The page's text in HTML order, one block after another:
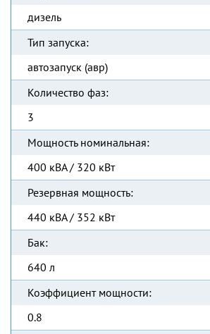
дизель
Тип запуска:
автозапуск (авр)
Количество фаз:
3
Мощность номинальная:
400 кВА / 320 кВт
Резервная мощность:
440 кВА / 352 кВт
Бак:
640 л
Коэффициент мощности:
0.8